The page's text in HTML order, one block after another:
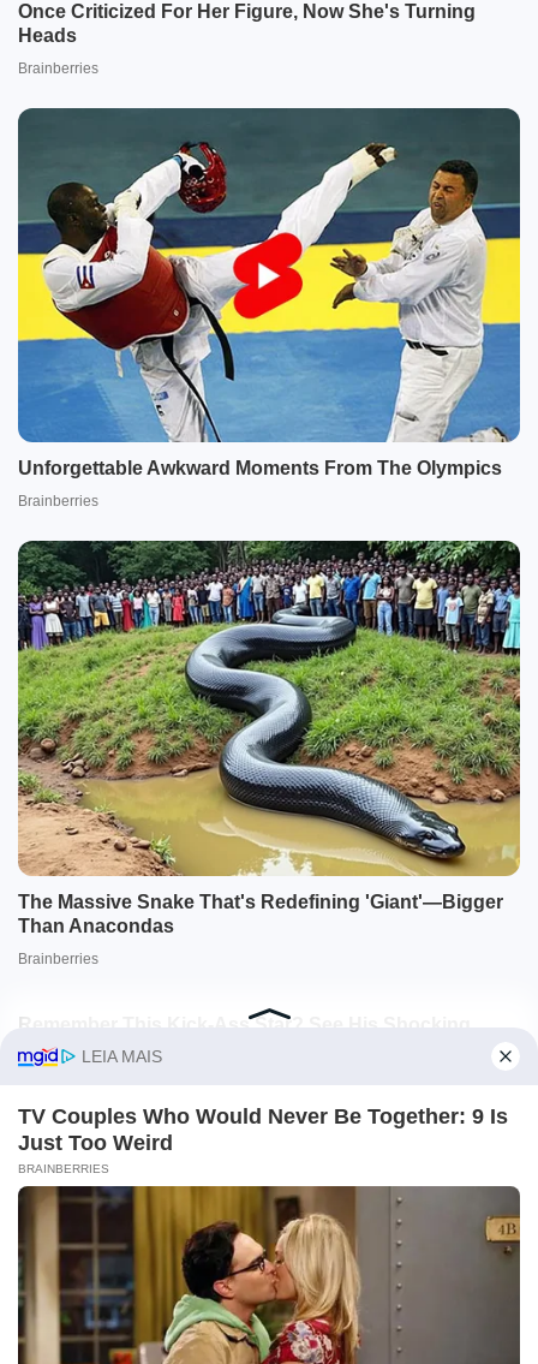
O site Campo Maior Em Foco utiliza cookies e outras
tecnologias semelhantes para recomendar conteúdo de seu
interesse. Ao prosseguir, você concorda com tal
monitoramento.Leia mais CONCORDO